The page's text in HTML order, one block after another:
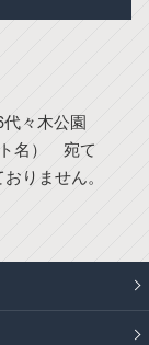
々木公園
名） 宛て
りません。